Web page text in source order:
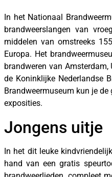
In het Nationaal
brandweerslangen van
middelen van omstreeks
Europa. Het
brandweren van
de Koninklijke Nederlandse
Brandweermuseum kun je
exposities.
Jongens uitje
In het dit leuke
hand van een gratis